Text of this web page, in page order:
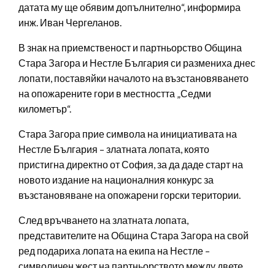
датата му ще обявим допълнително“, информира
инж. Иван Чергеланов.
В знак на приемственост и партньорство Община
Стара Загора и Нестле България си размениха днес
лопати, поставяйки началото на възстановяването
на опожарените гори в местността „Седми
километър“.
Стара Загора прие символа на инициативата на
Нестле България – златната лопата, която
пристигна директно от София, за да даде старт на
новото издание на националния конкурс за
възстановяване на опожарени горски територии.
След връчването на златната лопата,
представителите на Община Стара Загора на свой
ред подариха лопата на екипа на Нестле –
символичен жест на партньорството между двете